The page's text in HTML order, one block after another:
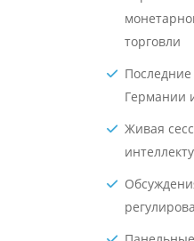
торговли
Германии
Живая